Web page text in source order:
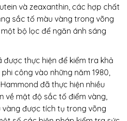
và zeaxanthin, các hợp chất
sắc tố màu vàng trong võng
bộ lọc để ngăn ánh sáng
thực hiện để kiểm tra khả
công vào những năm 1980,
đã thực hiện nhiều
về mật độ sắc tố điểm vàng,
được tích tụ trong võng